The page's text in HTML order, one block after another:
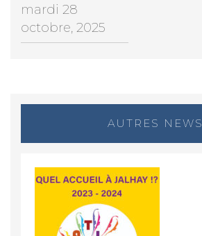
mardi 28
octobre, 2025
AUTRES NEWS